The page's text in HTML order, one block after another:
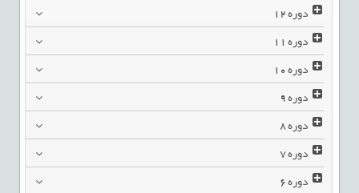
دوره12
دوره11
دوره10
دوره9
دوره8
دوره7
دوره6